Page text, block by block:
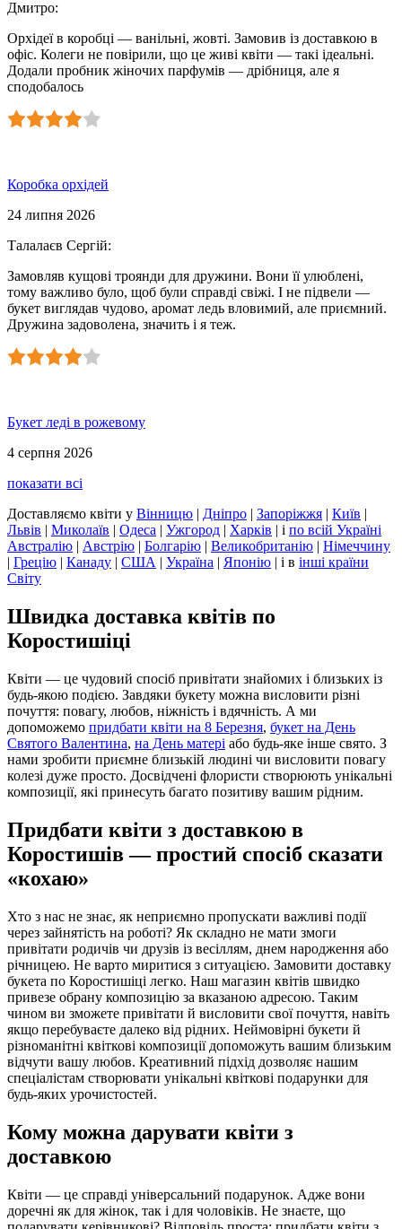
Дмитро:
Орхідеї в коробці — ванільні, жовті. Замовив із доставкою в
офіс. Колеги не повірили, що це живі квіти — такі ідеальні.
Додали пробник жіночих парфумів — дрібниця, але я
сподобалось
Коробка орхідей
24 липня 2026
Талалаєв Сергій:
Замовляв кущові троянди для дружини. Вони її улюблені,
тому важливо було, щоб були справді свіжі. І не підвели —
букет виглядав чудово, аромат ледь вловимий, але приємний.
Дружина задоволена, значить і я теж.
Букет леді в рожевому
4 серпня 2026
показати всі
Доставляємо квіти у Вінницю | Дніпро | Запоріжжя | Київ |
Львів | Миколаїв | Одеса | Ужгород | Харків | і по всій Україні
Австралію | Австрію | Болгарію | Великобританію | Німеччину
| Грецію | Канаду | США | Україна | Японію | і в інші країни
Світу
Швидка доставка квітів по
Коростишіці
Квіти — це чудовий спосіб привітати знайомих і близьких із
будь-якою подією. Завдяки букету можна висловити різні
почуття: повагу, любов, ніжність і вдячність. А ми
допоможемо придбати квіти на 8 Березня, букет на День
Святого Валентина, на День матері або будь-яке інше свято. З
нами зробити приємне близькій людині чи висловити повагу
колезі дуже просто. Досвідчені флористи створюють унікальні
композиції, які принесуть багато позитиву вашим рідним.
Придбати квіти з доставкою в
Коростишів — простий спосіб сказати
«кохаю»
Хто з нас не знає, як неприємно пропускати важливі події
через зайнятість на роботі? Як складно не мати змоги
привітати родичів чи друзів із весіллям, днем народження або
річницею. Не варто миритися з ситуацією. Замовити доставку
букета по Коростишіці легко. Наш магазин квітів швидко
привезе обрану композицію за вказаною адресою. Таким
чином ви зможете привітати й висловити свої почуття, навіть
якщо перебуваєте далеко від рідних. Неймовірні букети й
різноманітні квіткові композиції допоможуть вашим близьким
відчути вашу любов. Креативний підхід дозволяє нашим
спеціалістам створювати унікальні квіткові подарунки для
будь-яких урочистостей.
Кому можна дарувати квіти з
доставкою
Квіти — це справді універсальний подарунок. Адже вони
доречні як для жінок, так і для чоловіків. Не знаєте, що